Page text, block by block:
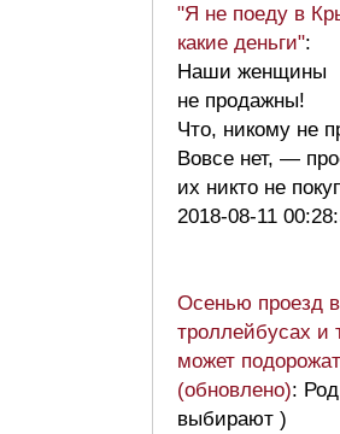
"Я не поеду в
какие деньги":
Наши женщины
не продажны!
Что, никому не
Вовсе нет, —
их никто не
2018-08-11
Осенью проезд
троллейбусах и
может
(обновлено):
выбирают )